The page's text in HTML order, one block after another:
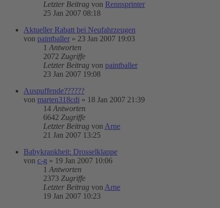
Letzter Beitrag von Rennsprinter
25 Jan 2007 08:18
Aktueller Rabatt bei Neufahrzeugen
von paintballer » 23 Jan 2007 19:03
1 Antworten
2072 Zugriffe
Letzter Beitrag von paintballer
23 Jan 2007 19:08
Auspuffende??????
von marten318cdi » 18 Jan 2007 21:39
14 Antworten
6642 Zugriffe
Letzter Beitrag von Arne
21 Jan 2007 13:25
Babykrankheit: Drosselklappe
von c-g » 19 Jan 2007 10:06
1 Antworten
2373 Zugriffe
Letzter Beitrag von Arne
19 Jan 2007 10:23